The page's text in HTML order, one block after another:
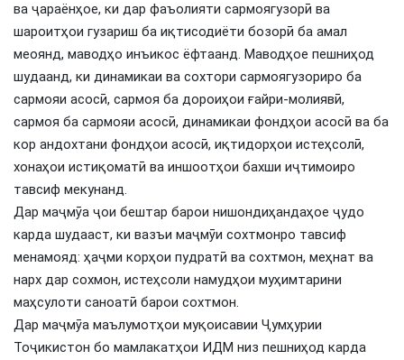
ва ҷараёнҳое, ки дар фаъолияти сармоягузорӣ ва
шароитҳои гузариш ба иқтисодиёти бозорӣ ба амал
меоянд, маводҳо инъикос ёфтаанд. Маводҳое пешниҳод
шудаанд, ки динамикаи ва сохтори сармоягузориро ба
сармояи асосӣ, сармоя ба дороиҳои ғайри-молиявӣ,
сармоя ба сармояи асосӣ, динамикаи фондҳои асосӣ ва ба
кор андохтани фондҳои асосӣ, иқтидорҳои истеҳсолӣ,
хонаҳои истиқоматӣ ва иншоотҳои бахши иҷтимоиро
тавсиф мекунанд.
Дар маҷмӯа ҷои бештар барои нишондиҳандаҳое ҷудо
карда шудааст, ки вазъи маҷмӯи сохтмонро тавсиф
менамояд: ҳаҷми корҳои пудратӣ ва сохтмон, меҳнат ва
нарх дар сохмон, истеҳсоли намудҳои муҳимтарини
маҳсулоти саноатӣ барои сохтмон.
Дар маҷмӯа маълумотҳои муқоисавии Ҷумҳурии
Тоҷикистон бо мамлакатҳои ИДМ низ пешниҳод карда